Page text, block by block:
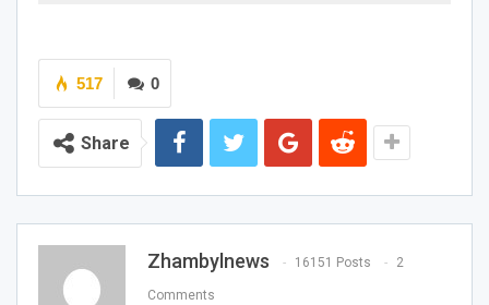
0
517
Share
Zhambylnews 16151 Posts 2
Comments